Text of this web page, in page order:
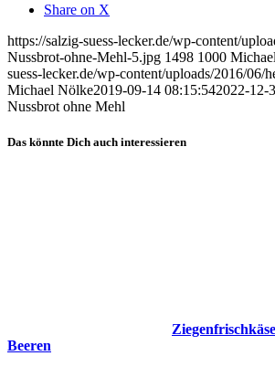
Share on X
https://salzig-suess-lecker.de/wp-content/
Nussbrot-ohne-Mehl-5.jpg 1498 1000
suess-lecker.de/wp-content/uploads/2016/06/
Michael Nölke2019-09-14 08:15:542022-12-
Nussbrot ohne Mehl
Das könnte Dich auch interessieren
Beeren